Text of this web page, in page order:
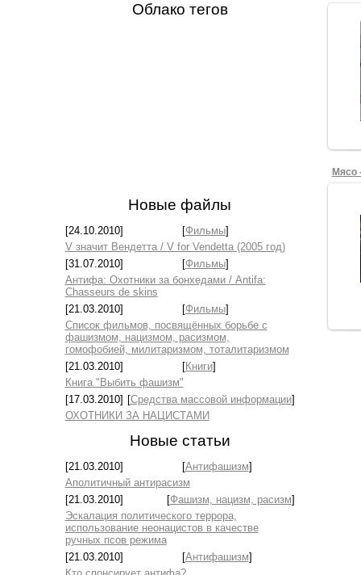
Облако тегов
Новые файлы
[24.10.2010] [Фильмы]
V значит Вендетта / V for Vendetta (2005 год)
[31.07.2010]
[Фильмы]
Антифа: Охотники за бонхедами / Antifa:
Chasseurs de skins
[21.03.2010]
[Фильмы]
Список фильмов, посвящённых борьбе с
фашизмом, нацизмом, расизмом,
гомофобией, милитаризмом, тоталитаризмом
[21.03.2010]
[Книги]
Книга "Выбить фашизм"
[17.03.2010] [Средства массовой информации]
ОХОТНИКИ ЗА НАЦИСТАМИ
Новые статьи
[21.03.2010] [Антифашизм]
Аполитичный антирасизм
[21.03.2010]
[Фашизм, нацизм, расизм]
Эскалация политического террора,
использование неонацистов в качестве
ручных псов режима
[21.03.2010]
[Антифашизм]
Мясо